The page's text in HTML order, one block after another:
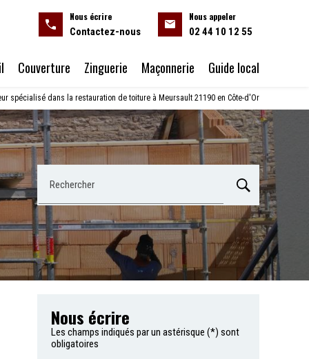
Nous écrire
Contactez-nous
Nous appeler
02 44 10 12 55
Couverture Zinguerie Maçonnerie Guide local
spécialisé dans la restauration de toiture à Meursault 21190 en Côte-d'Or
Rechercher
Nous écrire
Les champs indiqués par un astérisque (*) sont
obligatoires